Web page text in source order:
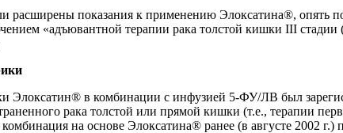
расширены показания к применению Элоксатина®, опять
«адъювантной терапии рака толстой кишки III стадии
в комбинации с инфузией 5-ФУ/ЛВ был
рака толстой или прямой кишки (т.е., терапии
на основе Элоксатина® ранее (в августе 2002